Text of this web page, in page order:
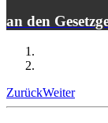
an den
ZurückWeiter